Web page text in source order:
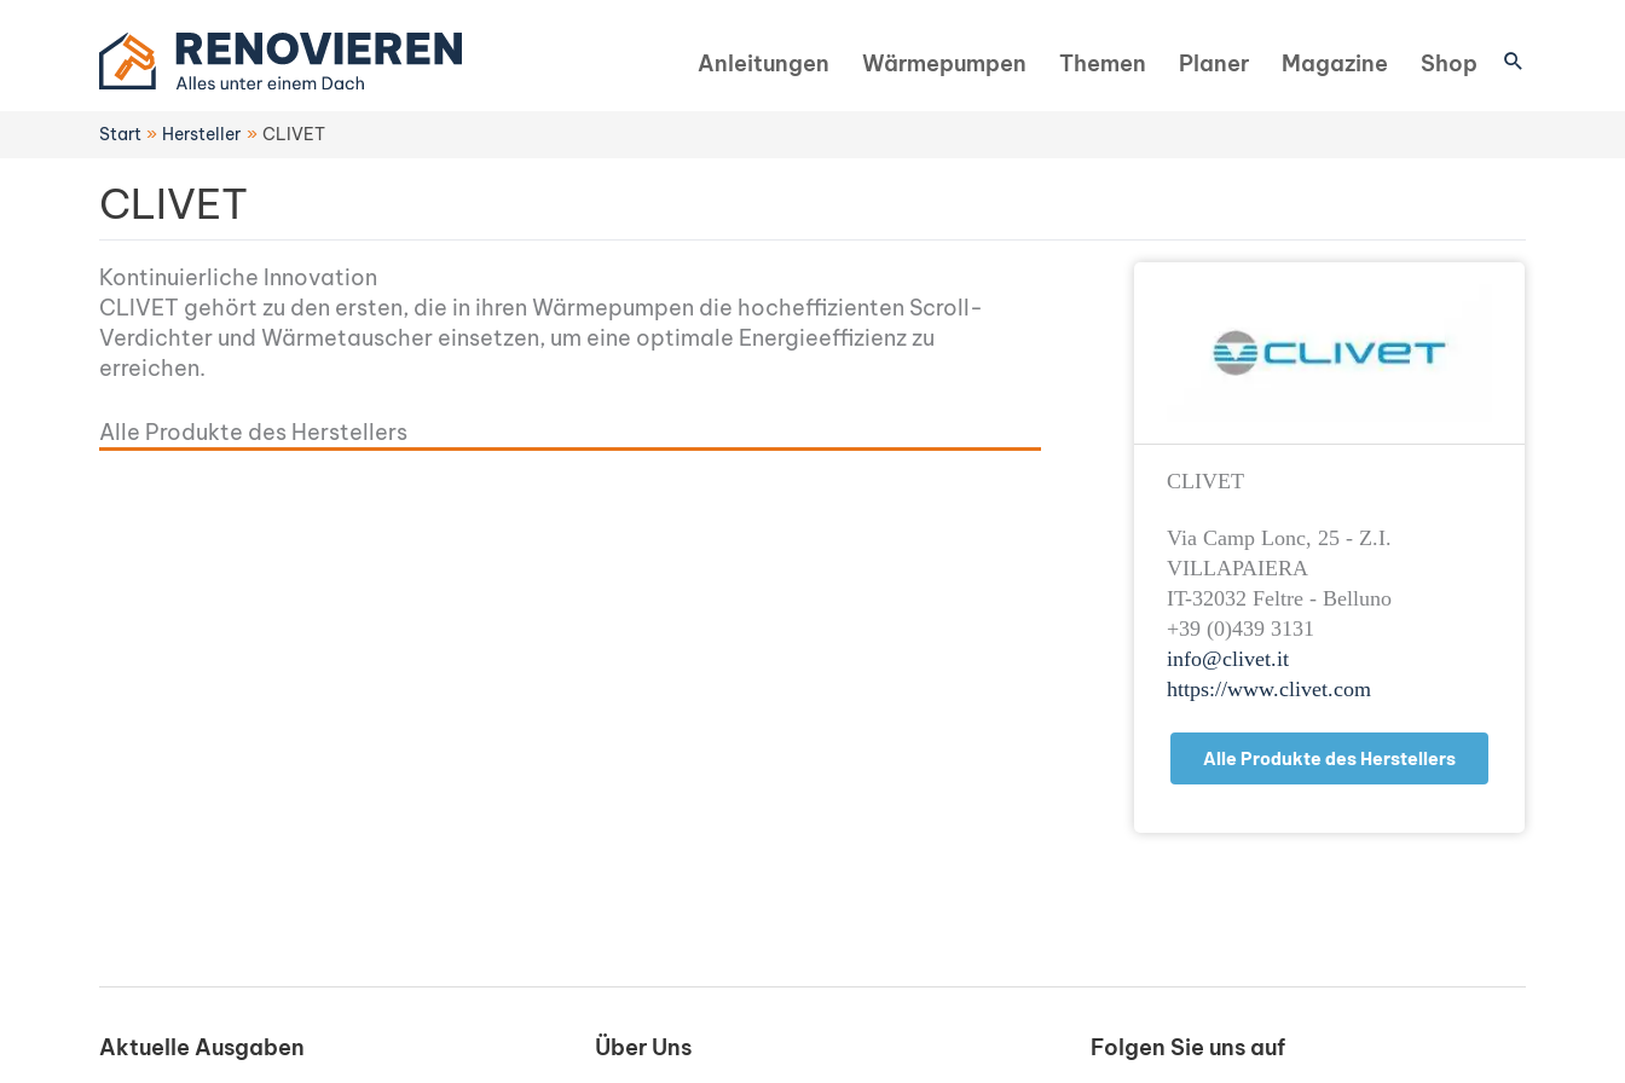
Anleitungen Wärmepumpen Themen Planer Magazine Shop Suchen
Start Hersteller CLIVET
CLIVET
Kontinuierliche Innovation
CLIVET gehört zu den ersten, die in ihren Wärmepumpen die hocheffizienten Scroll-
Verdichter und Wärmetauscher einsetzen, um eine optimale Energieeffizienz zu
erreichen.
Alle Produkte des Herstellers
CLIVET
Via Camp Lonc, 25 - Z.I.
VILLAPAIERA
IT-32032 Feltre - Belluno
+39 (0)439 3131
info@clivet.it
https://www.clivet.com
Alle Produkte des Herstellers
Aktuelle Ausgaben Über Uns Folgen Sie uns auf